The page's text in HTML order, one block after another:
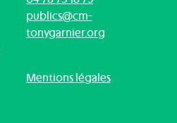
publics@cm-
tonygarnier.org
Mentions légales